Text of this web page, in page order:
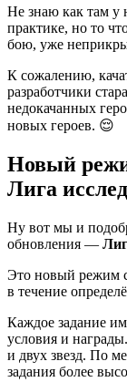
Не знаю как там у
практике, но то
бою, уже
К сожалению,
разработчики
недокачанных
новых героев. 😌
Новый
Лига
Ну вот мы и
обновления —
Это новый режим
в течение
Каждое задание
условия и
и двух звезд. По
задания более